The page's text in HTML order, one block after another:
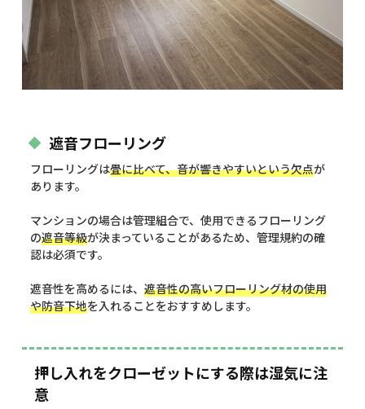
遮音フローリング
フローリングは畳に比べて、音が響きやすいという欠点が
あります。
マンションの場合は管理組合で、使用できるフローリング
の遮音等級が決まっていることがあるため、管理規約の確
認は必須です。
遮音性を高めるには、 遮音性の高いフローリング材の使用
や防音下地を入れることをおすすめします。
押し入れをクローゼットにする際は湿気に注
意